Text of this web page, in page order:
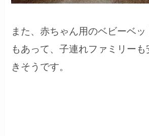
また、赤ちゃん用のベビーベ
もあって、子連れファミリー
きそうです。